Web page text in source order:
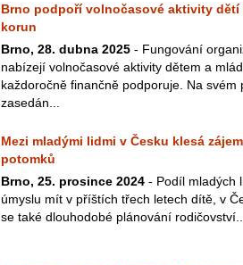
Brno podpoří volnočasové aktivity dětí
korun
Brno, 28. dubna 2025 - Fungování
nabízejí volnočasové aktivity dětem a
každoročně finančně podporuje. Na svém
zasedán...
Mezi mladými lidmi v Česku klesá
potomků
Brno, 25. prosince 2024 - Podíl mladých
úmyslu mít v příštích třech letech dítě, v
se také dlouhodobé plánování rodičovství...